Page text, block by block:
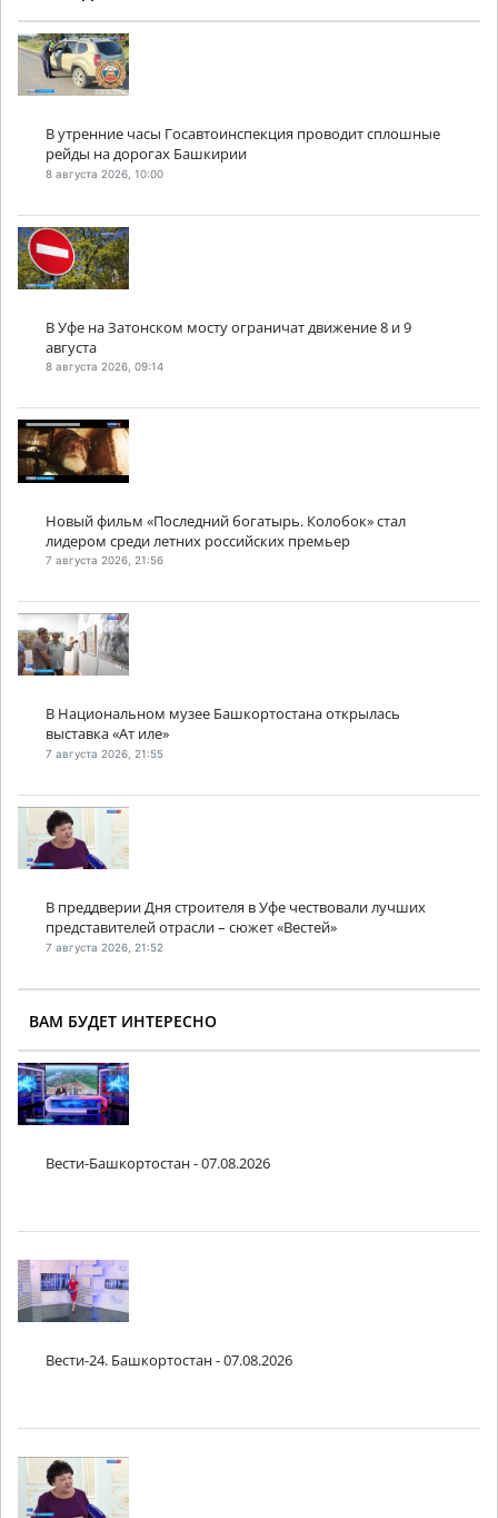
В утренние часы Госавтоинспекция проводит сплошные
рейды на дорогах Башкирии
8 августа 2026, 10:00
В Уфе на Затонском мосту ограничат движение 8 и 9
августа
8 августа 2026, 09:14
Новый фильм «Последний богатырь. Колобок» стал
лидером среди летних российских премьер
7 августа 2026, 21:56
В Национальном музее Башкортостана открылась
выставка «Ат иле»
7 августа 2026, 21:55
В преддверии Дня строителя в Уфе чествовали лучших
представителей отрасли – сюжет «Вестей»
7 августа 2026, 21:52
ВАМ БУДЕТ ИНТЕРЕСНО
Вести-Башкортостан - 07.08.2026
Вести-24. Башкортостан - 07.08.2026